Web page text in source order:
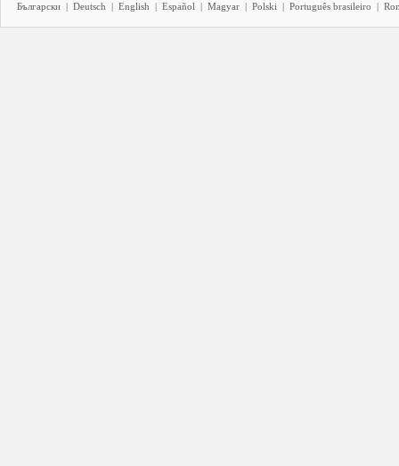
Български | Deutsch | English | Español | Magyar | Polski | Português brasileiro |